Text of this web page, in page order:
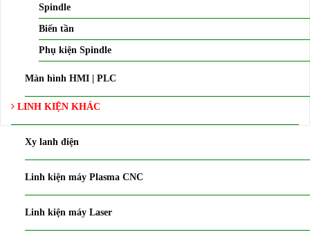
Spindle
Biến tần
Phụ kiện Spindle
Màn hình HMI | PLC
LINH KIỆN KHÁC
Xy lanh điện
Linh kiện máy Plasma CNC
Linh kiện máy Laser